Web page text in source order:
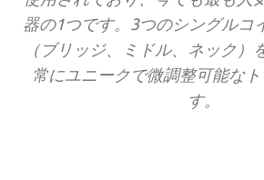
器の1つです。3つのシングルコ
（ブリッジ、ミドル、ネック）
常にユニークで微調整可能な
す。